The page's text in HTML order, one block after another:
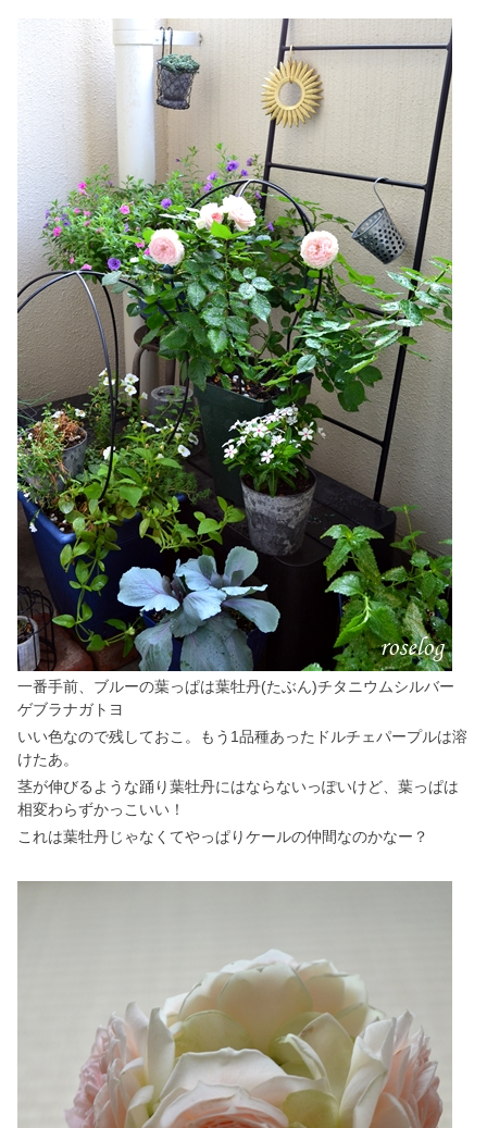
一番手前、ブルーの葉っぱは葉牡丹(たぶん)チタニウムシルバー
ゲブラナガトヨ
いい色なので残しておこ。もう1品種あったドルチェパープルは溶
けたあ。
茎が伸びるような踊り葉牡丹にはならないっぽいけど、葉っぱは
相変わらずかっこいい！
これは葉牡丹じゃなくてやっぱりケールの仲間なのかなー？